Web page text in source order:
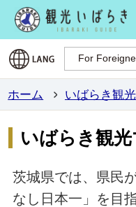
ForFor
ホーム いばらき観
いばらき観
茨城県では、県民
なし日本一」を目